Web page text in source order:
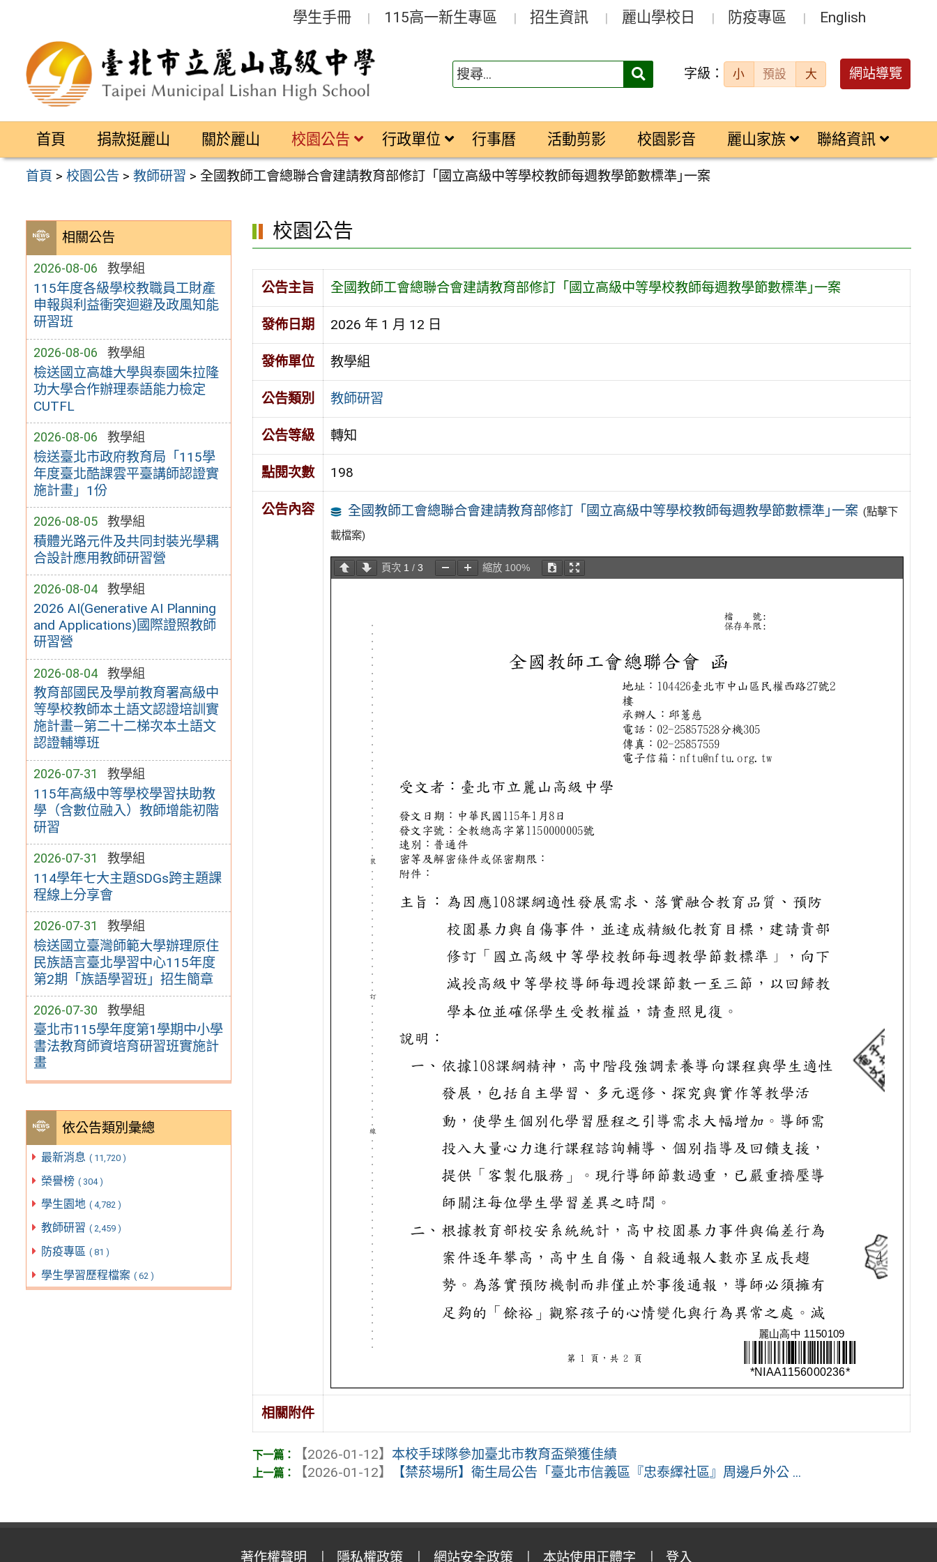
區
學生手冊 115高一新生專區 招生資訊 麗山學校日 防疫專區 English
搜
字級： 小 預設 大 網站導覽
首頁 捐款挺麗山 關於麗山 校園公告 行政單位 行事曆 活動剪影 校園影音 麗山家族 聯絡資訊
首頁 >校園公告 >教師研習 > 全國教師工會總聯合會建請教育部修訂「國立高級中等學校教師每週教學節數標準｣一案
相關公告
2026-08-06 教學組
115年度各級學校教職員工財產
申報與利益衝突迴避及政風知能
研習班
2026-08-06 教學組
檢送國立高雄大學與泰國朱拉隆
功大學合作辦理泰語能力檢定
CUTFL
2026-08-06 教學組
檢送臺北市政府教育局「115學
年度臺北酷課雲平臺講師認證實
施計畫」1份
2026-08-05 教學組
積體光路元件及共同封裝光學耦
合設計應用教師研習營
2026-08-04 教學組
2026 AI(Generative AI Planning
and Applications)國際證照教師
研習營
2026-08-04 教學組
教育部國民及學前教育署高級中
等學校教師本土語文認證培訓實
施計畫—第二十二梯次本土語文
認證輔導班
2026-07-31 教學組
115年高級中等學校學習扶助教
學（含數位融入）教師增能初階
研習
2026-07-31 教學組
114學年七大主題SDGs跨主題課
程線上分享會
2026-07-31 教學組
檢送國立臺灣師範大學辦理原住
民族語言臺北學習中心115年度
第2期「族語學習班」招生簡章
2026-07-30 教學組
臺北市115學年度第1學期中小學
書法教育師資培育研習班實施計
畫
依公告類別彙總
最新消息 ( 11,720 )
榮譽榜 ( 304 )
學生園地 ( 4,782 )
教師研習 ( 2,459 )
防疫專區 ( 81 )
學生學習歷程檔案 ( 62 )
校園公告
公告主旨 全國教師工會總聯合會建請教育部修訂「國立高級中等學校教師每週教學節數標準｣一案
發佈日期 2026 年 1 月 12 日
發佈單位 教學組
公告類別 教師研習
公告等級 轉知
點閱次數 198
公告內容 全國教師工會總聯合會建請教育部修訂「國立高級中等學校教師每週教學節數標準｣一案 (點擊下
載檔案)
頁次 1 / 3 縮放 100%
相關附件
【2026-01-12】 本校手球隊參加臺北市教育盃榮獲佳績
【2026-01-12】
【禁菸場所】衛生局公告「臺北市信義區『忠泰繹社區』周邊戶外公 ...
著作權聲明 隱私權政策 網站安全政策 本站使用正體字 登入